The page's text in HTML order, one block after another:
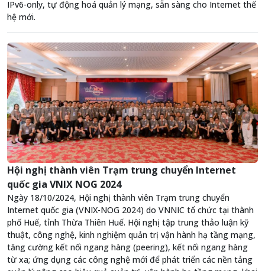
Hội nghị thành viên Trạm trung chuyển Internet
quốc gia VNIX NOG 2024
Ngày 18/10/2024, Hội nghị thành viên Trạm trung chuyển
Internet quốc gia (VNIX-NOG 2024) do VNNIC tổ chức tại thành
phố Huế, tỉnh Thừa Thiên Huế. Hội nghị tập trung thảo luận kỹ
thuật, công nghệ, kinh nghiệm quản trị vận hành hạ tầng mạng,
tăng cường kết nối ngang hàng (peering), kết nối ngang hàng
từ xa; ứng dụng các công nghệ mới để phát triển các nền tảng
IPv6-only, tự động hoá quản lý mạng, sẵn sàng cho Internet thế
hệ mới.